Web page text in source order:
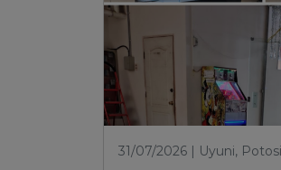
31/07/2026 | Uyuni, Potosi